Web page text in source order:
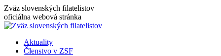
Skip
to
content
Zväz slovenských filatelistov
oficiálna webová stránka
Aktuality
Členstvo v ZSF